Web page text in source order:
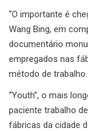
“O importante é
Wang Bing, em
documentário
empregados nas
método de trabalho.
“Youth”, o mais
paciente trabalho
fábricas da cidade